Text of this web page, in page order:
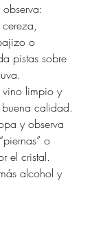
o
pistas sobre
vino limpio y
buena calidad.
y observa
o
el cristal.
alcohol y